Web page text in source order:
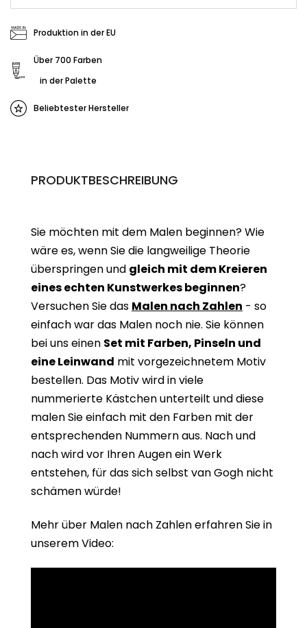
Produktion in der EU
Über 700 Farben
in der Palette
Beliebtester Hersteller
PRODUKTBESCHREIBUNG
Sie möchten mit dem Malen beginnen? Wie
wäre es, wenn Sie die langweilige Theorie
überspringen und gleich mit dem Kreieren
eines echten Kunstwerkes beginnen?
Versuchen Sie das Malen nach Zahlen - so
einfach war das Malen noch nie. Sie können
bei uns einen Set mit Farben, Pinseln und
eine Leinwand mit vorgezeichnetem Motiv
bestellen. Das Motiv wird in viele
nummerierte Kästchen unterteilt und diese
malen Sie einfach mit den Farben mit der
entsprechenden Nummern aus. Nach und
nach wird vor Ihren Augen ein Werk
entstehen, für das sich selbst van Gogh nicht
schämen würde!
Mehr über Malen nach Zahlen erfahren Sie in
unserem Video: